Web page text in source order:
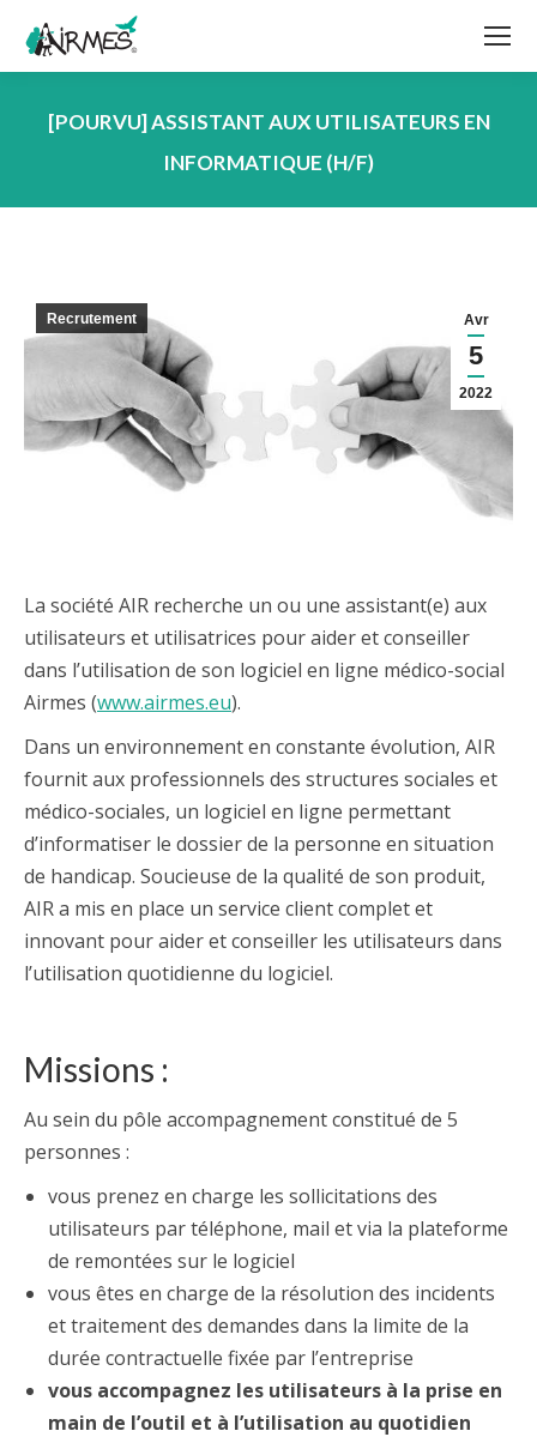
[POURVU] ASSISTANT AUX UTILISATEURS EN
INFORMATIQUE (H/F)
Avr
5
2022
Recrutement
La société AIR recherche un ou une assistant(e) aux
utilisateurs et utilisatrices pour aider et conseiller
dans l’utilisation de son logiciel en ligne médico-social
Airmes (www.airmes.eu).
Dans un environnement en constante évolution, AIR
fournit aux professionnels des structures sociales et
médico-sociales, un logiciel en ligne permettant
d’informatiser le dossier de la personne en situation
de handicap. Soucieuse de la qualité de son produit,
AIR a mis en place un service client complet et
innovant pour aider et conseiller les utilisateurs dans
l’utilisation quotidienne du logiciel.
Missions :
Au sein du pôle accompagnement constitué de 5
personnes :
vous prenez en charge les sollicitations des
utilisateurs par téléphone, mail et via la plateforme
de remontées sur le logiciel
vous êtes en charge de la résolution des incidents
et traitement des demandes dans la limite de la
durée contractuelle fixée par l’entreprise
vous accompagnez les utilisateurs à la prise en
main de l’outil et à l’utilisation au quotidien